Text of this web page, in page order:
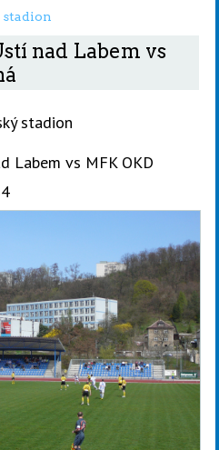
stadion
nad Labem vs
stadion
Labem vs MFK OKD